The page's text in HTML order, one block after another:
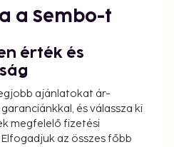
At all other times,
out time: 10:00.
a Sembo-t
érték és
ajánlatokat ár-
és válassza ki
megfelelő fizetési
az összes főbb